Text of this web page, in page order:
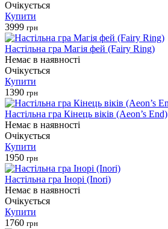
Очікується
Купити
3999 грн
Настільна гра Магія фей (Fairy Ring)
Немає в наявності
Очікується
Купити
1390 грн
Настільна гра Кінець віків (Aeon’s End)
Немає в наявності
Очікується
Купити
1950 грн
Настільна гра Інорі (Inori)
Немає в наявності
Очікується
Купити
1760 грн